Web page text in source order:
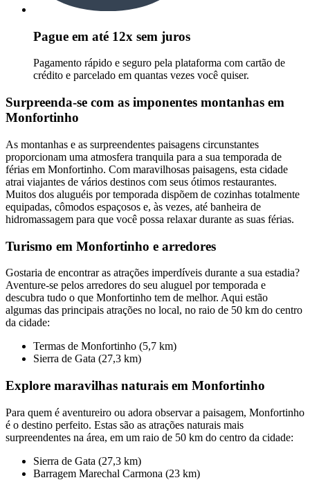
Pague em até 12x sem juros
Pagamento rápido e seguro pela plataforma com cartão de
crédito e parcelado em quantas vezes você quiser.
Surpreenda-se com as imponentes montanhas em
Monfortinho
As montanhas e as surpreendentes paisagens circunstantes
proporcionam uma atmosfera tranquila para a sua temporada de
férias em Monfortinho. Com maravilhosas paisagens, esta cidade
atrai viajantes de vários destinos com seus ótimos restaurantes.
Muitos dos aluguéis por temporada dispõem de cozinhas totalmente
equipadas, cômodos espaçosos e, às vezes, até banheira de
hidromassagem para que você possa relaxar durante as suas férias.
Turismo em Monfortinho e arredores
Gostaria de encontrar as atrações imperdíveis durante a sua estadia?
Aventure-se pelos arredores do seu aluguel por temporada e
descubra tudo o que Monfortinho tem de melhor. Aqui estão
algumas das principais atrações no local, no raio de 50 km do centro
da cidade:
Termas de Monfortinho (5,7 km)
Sierra de Gata (27,3 km)
Explore maravilhas naturais em Monfortinho
Para quem é aventureiro ou adora observar a paisagem, Monfortinho
é o destino perfeito. Estas são as atrações naturais mais
surpreendentes na área, em um raio de 50 km do centro da cidade:
Sierra de Gata (27,3 km)
Barragem Marechal Carmona (23 km)